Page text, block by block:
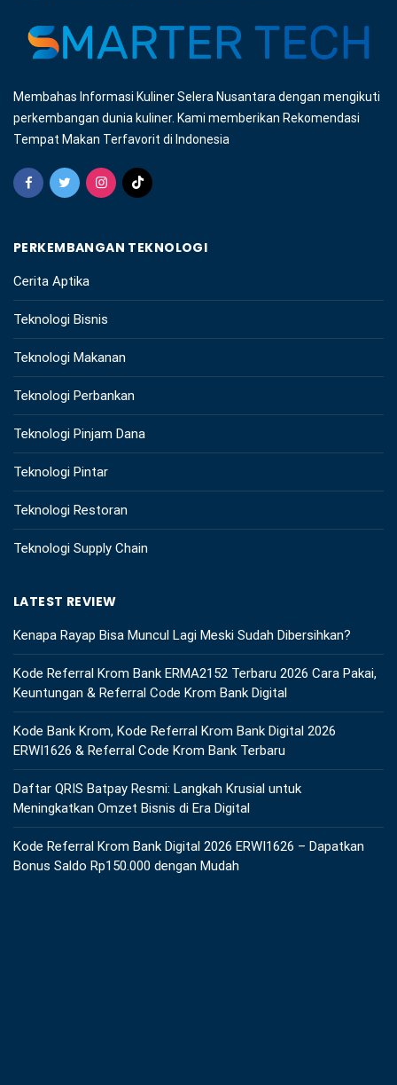
Membahas Informasi Kuliner Selera Nusantara dengan mengikuti
perkembangan dunia kuliner. Kami memberikan Rekomendasi
Tempat Makan Terfavorit di Indonesia
PERKEMBANGAN TEKNOLOGI
Cerita Aptika
Teknologi Bisnis
Teknologi Makanan
Teknologi Perbankan
Teknologi Pinjam Dana
Teknologi Pintar
Teknologi Restoran
Teknologi Supply Chain
LATEST REVIEW
Kenapa Rayap Bisa Muncul Lagi Meski Sudah Dibersihkan?
Kode Referral Krom Bank ERMA2152 Terbaru 2026 Cara Pakai,
Keuntungan & Referral Code Krom Bank Digital
Kode Bank Krom, Kode Referral Krom Bank Digital 2026
ERWI1626 & Referral Code Krom Bank Terbaru
Daftar QRIS Batpay Resmi: Langkah Krusial untuk
Meningkatkan Omzet Bisnis di Era Digital
Kode Referral Krom Bank Digital 2026 ERWI1626 – Dapatkan
Bonus Saldo Rp150.000 dengan Mudah